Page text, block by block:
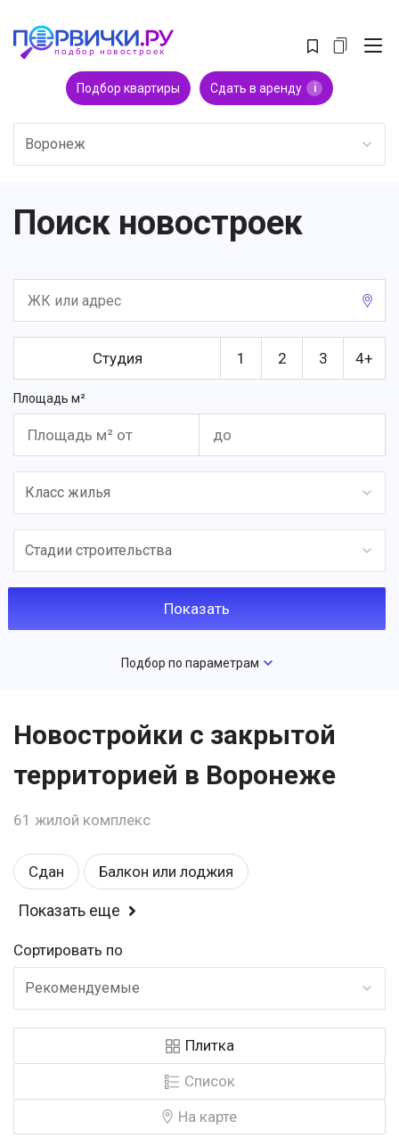
Подбор квартиры Сдать в аренду i
Воронеж
Поиск новостроек
Студия 1 2 3 4+
Площадь м²
Класс жилья
Стадии строительства
Подбор по параметрам
Новостройки с закрытой
территорией в Воронеже
61 жилой комплекс
Сдан Балкон или лоджия
Спортивные площадки
Детские площадки Эконом
Детский садик Школа Рядом с парком
У воды Закрытая территория
Панорамные окна У леса Строится
Показать еще
Сортировать по
Рекомендуемые
Плитка
Список
На карте